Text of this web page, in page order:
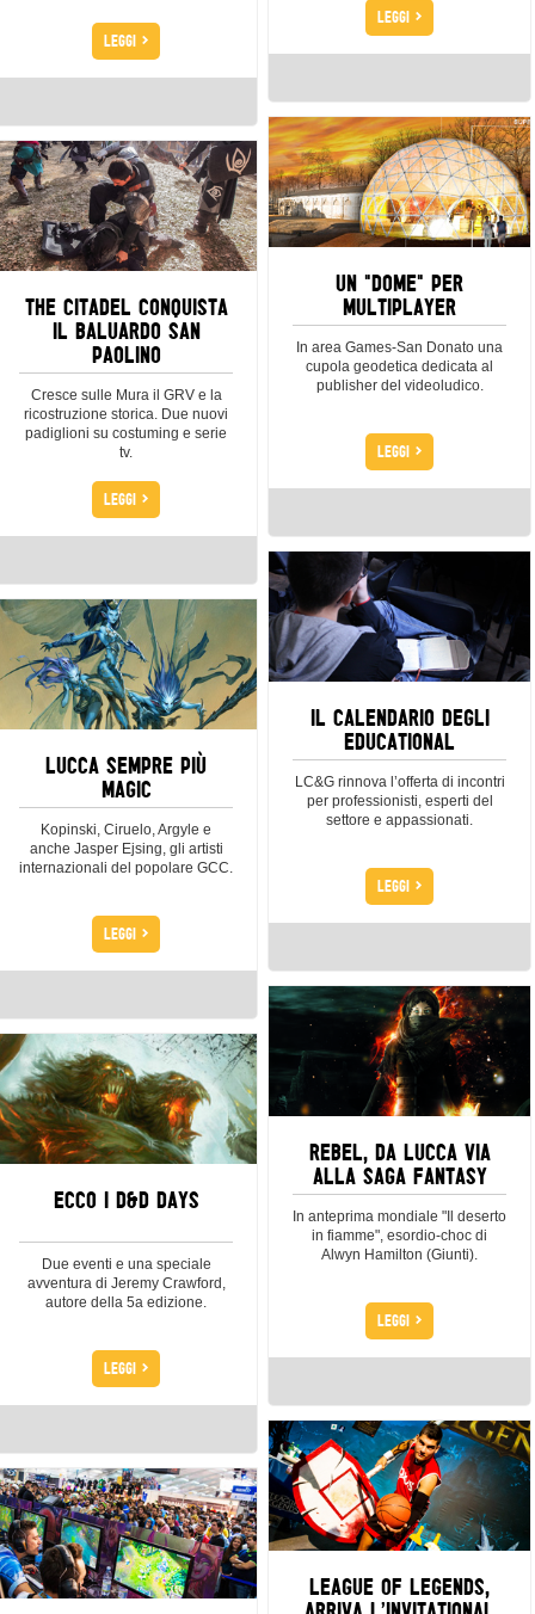
LEGGI >
LEGGI >
UN "DOME" PER
MULTIPLAYER
In area Games-San Donato una
cupola geodetica dedicata al
publisher del videoludico.
LEGGI >
THE CITADEL CONQUISTA
IL BALUARDO SAN
PAOLINO
Cresce sulle Mura il GRV e la
ricostruzione storica. Due nuovi
padiglioni su costuming e serie
tv.
LEGGI >
IL CALENDARIO DEGLI
EDUCATIONAL
LC&G rinnova l’offerta di incontri
per professionisti, esperti del
settore e appassionati.
LEGGI >
LUCCA SEMPRE PIÙ
MAGIC
Kopinski, Ciruelo, Argyle e
anche Jasper Ejsing, gli artisti
internazionali del popolare GCC.
LEGGI >
REBEL, DA LUCCA VIA
ALLA SAGA FANTASY
In anteprima mondiale "Il deserto
in fiamme", esordio-choc di
Alwyn Hamilton (Giunti).
LEGGI >
ECCO I D&D DAYS
Due eventi e una speciale
avventura di Jeremy Crawford,
autore della 5a edizione.
LEGGI >
LEAGUE OF LEGENDS,